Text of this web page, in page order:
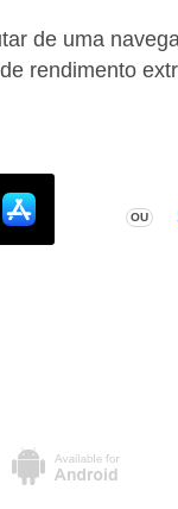
de uma
rendimento
OU